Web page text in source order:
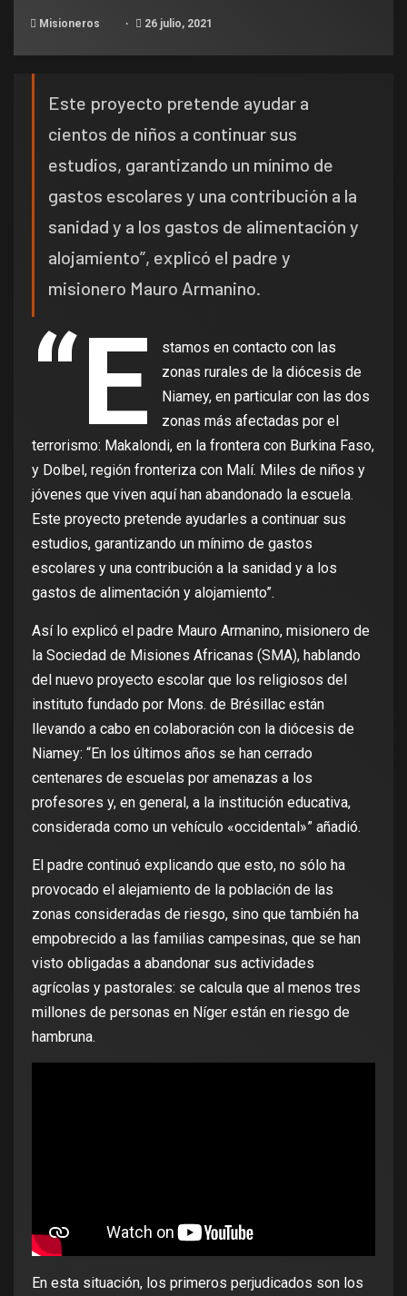
Misioneros 26 julio, 2021
Este proyecto pretende ayudar a
cientos de niños a continuar sus
estudios, garantizando un mínimo de
gastos escolares y una contribución a la
sanidad y a los gastos de alimentación y
alojamiento”, explicó el padre y
misionero Mauro Armanino.
“E
stamos en contacto con las
zonas rurales de la diócesis de
Niamey, en particular con las dos
zonas más afectadas por el
terrorismo: Makalondi, en la frontera con Burkina Faso,
y Dolbel, región fronteriza con Malí. Miles de niños y
jóvenes que viven aquí han abandonado la escuela.
Este proyecto pretende ayudarles a continuar sus
estudios, garantizando un mínimo de gastos
escolares y una contribución a la sanidad y a los
gastos de alimentación y alojamiento”.
Así lo explicó el padre Mauro Armanino, misionero de
la Sociedad de Misiones Africanas (SMA), hablando
del nuevo proyecto escolar que los religiosos del
instituto fundado por Mons. de Brésillac están
llevando a cabo en colaboración con la diócesis de
Niamey: “En los últimos años se han cerrado
centenares de escuelas por amenazas a los
profesores y, en general, a la institución educativa,
considerada como un vehículo «occidental»” añadió.
El padre continuó explicando que esto, no sólo ha
provocado el alejamiento de la población de las
zonas consideradas de riesgo, sino que también ha
empobrecido a las familias campesinas, que se han
visto obligadas a abandonar sus actividades
agrícolas y pastorales: se calcula que al menos tres
millones de personas en Níger están en riesgo de
hambruna.
En esta situación, los primeros perjudicados son los